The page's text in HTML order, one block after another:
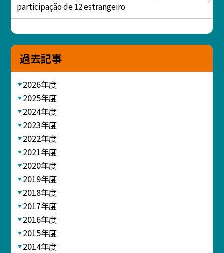
participação de 12 estrangeiro
過去記事
2026年度
2025年度
2024年度
2023年度
2022年度
2021年度
2020年度
2019年度
2018年度
2017年度
2016年度
2015年度
2014年度